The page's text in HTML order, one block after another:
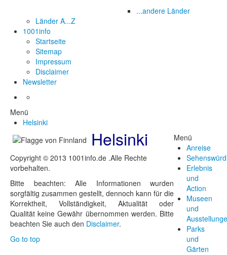
...andere Länder
Länder A...Z
1001info
Startseite
Sitemap
Impressum
Disclaimer
Newsletter
Menü
Helsinki
Helsinki
Menü
Anreise
Erlebnis
und
Action
Museen
und
Parks
und
Gärten
Copyright © 2013 1001info.de .Alle Rechte
vorbehalten.
Bitte beachten: Alle Informationen wurden
sorgfältig zusammen gestellt, dennoch kann für die
Korrektheit, Vollständigkeit, Aktualität oder
Qualität keine Gewähr übernommen werden. Bitte
beachten Sie auch den Disclaimer.
Go to top